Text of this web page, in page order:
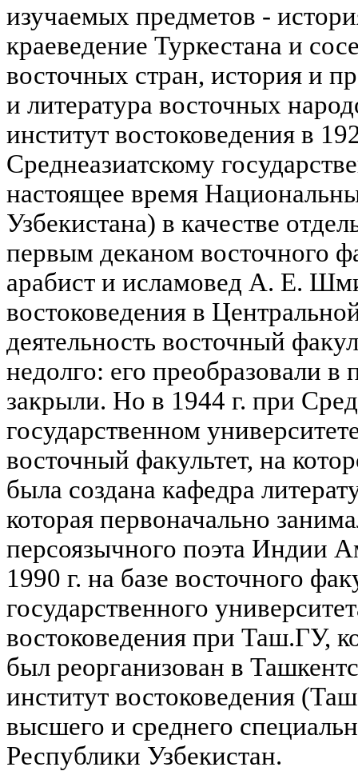
изучаемых предметов -
краеведение Туркестана и
восточных стран, история и
и литература восточных
институт востоковедения в
Среднеазиатскому
настоящее время
Узбекистана) в качестве
первым деканом восточного
арабист и исламовед А. Е.
востоковедения в
деятельность восточный
недолго: его преобразовали в
закрыли. Но в 1944 г. при
государственном
восточный факультет, на
была создана кафедра
которая первоначально
персоязычного поэта Индии
1990 г. на базе восточного
государственного
востоковедения при Таш.ГУ,
был реорганизован в
институт востоковедения
высшего и среднего
Республики Узбекистан.